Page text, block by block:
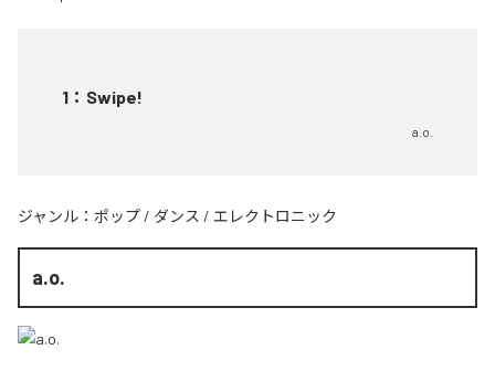
1 ： Swipe!
a.o.
ジャンル： ポップ / ダンス / エレクトロニック
a.o.